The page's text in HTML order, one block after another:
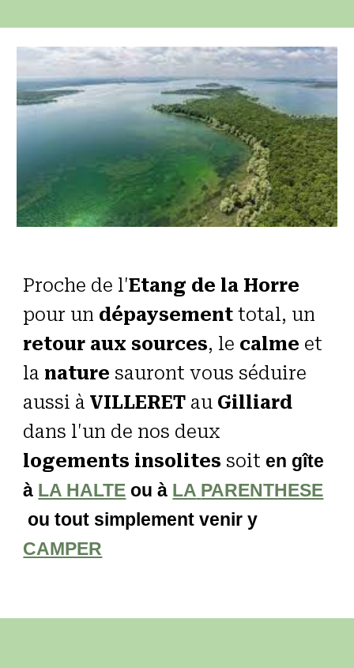
Proche de l'Etang de la Horre
pour un dépaysement total, un
retour aux sources, le calme et
la nature sauront vous séduire
aussi àVILLERET au Gilliard
dans l'un de nos deux
logements insolites soit en gîte
à LA HALTE ou à LA PARENTHESE
ou tout simplement venir y
CAMPER